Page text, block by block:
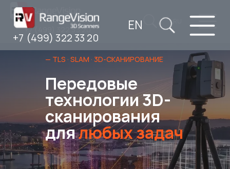
+7 (499) 322 33 20
+7 (499) 322 33 20
EN
Передовые
технологии 3D-
сканирования
длялюбых задач
— TLS · SLAM · 3D-СКАНИРОВАНИЕ